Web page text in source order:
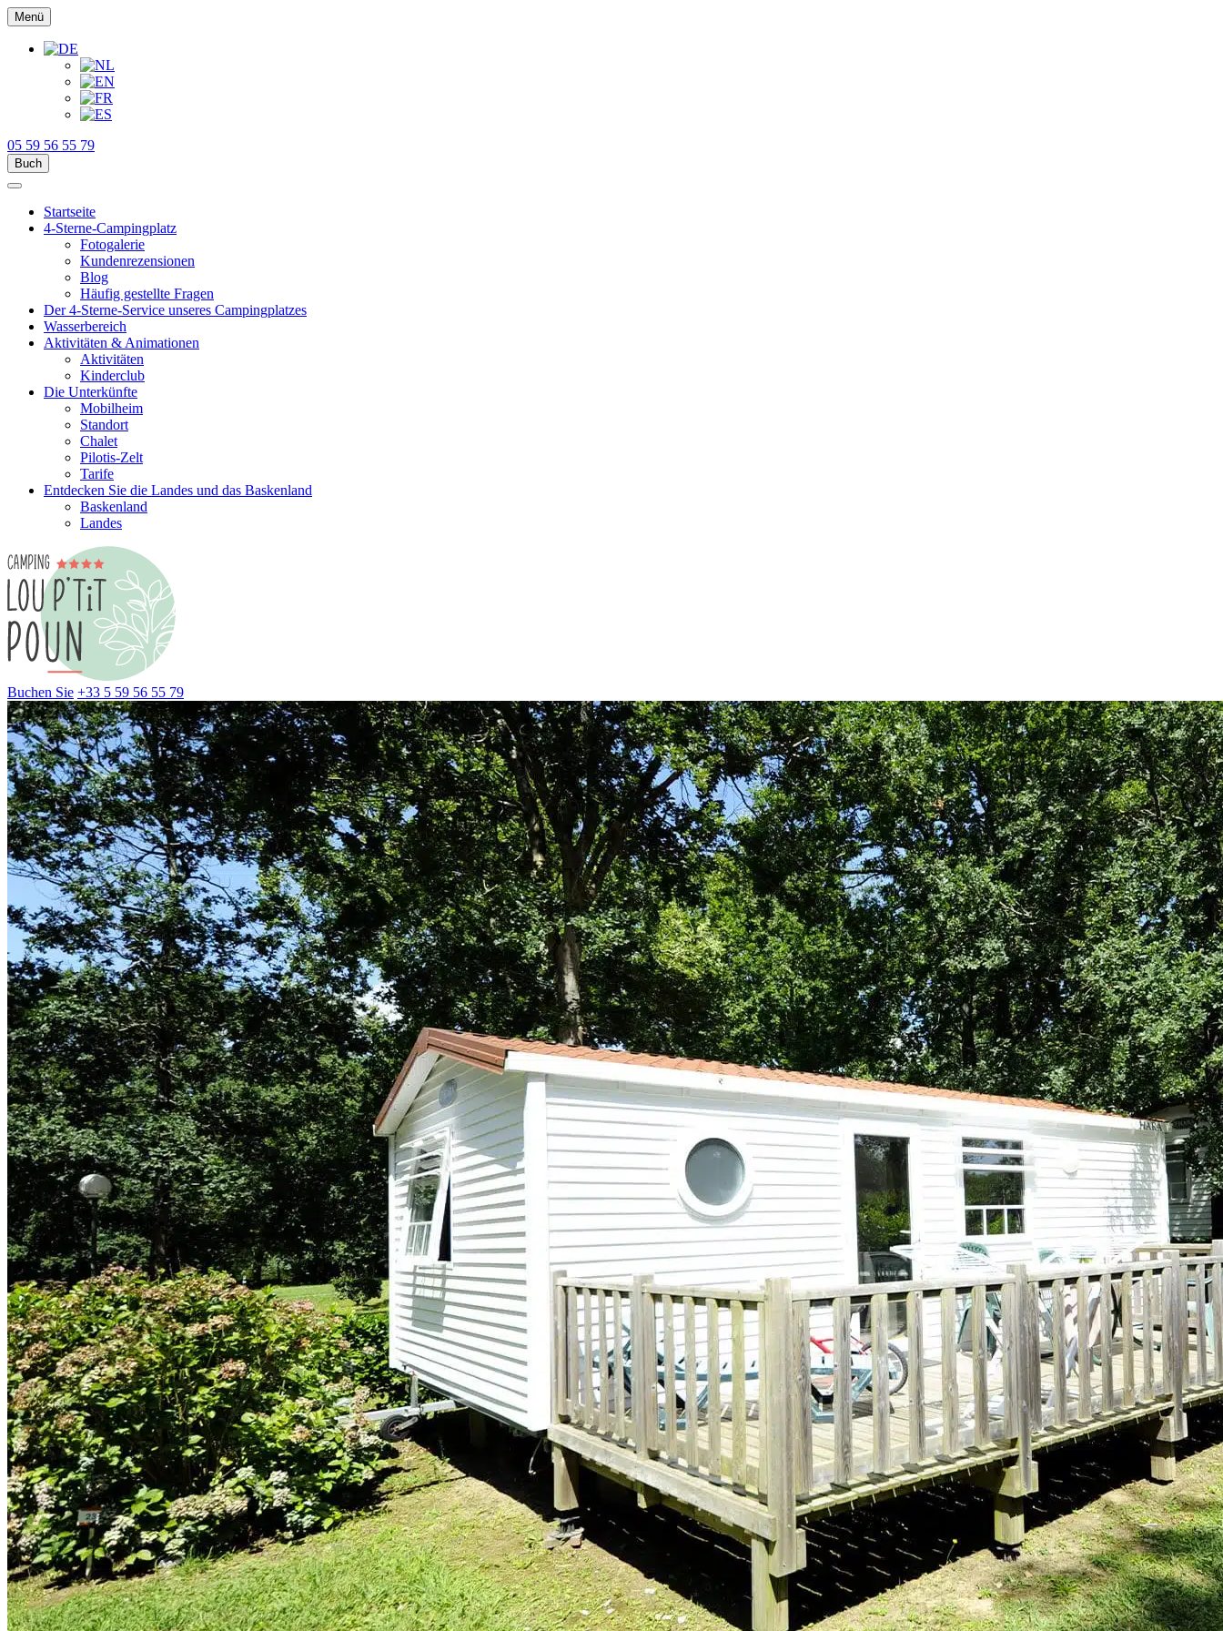
Menü
05 59 56 55 79
Buch
Startseite
4-Sterne-Campingplatz
Fotogalerie
Kundenrezensionen
Blog
Häufig gestellte Fragen
Der 4-Sterne-Service unseres Campingplatzes
Wasserbereich
Aktivitäten & Animationen
Aktivitäten
Kinderclub
Die Unterkünfte
Mobilheim
Standort
Chalet
Pilotis-Zelt
Tarife
Entdecken Sie die Landes und das Baskenland
Baskenland
Landes
Buchen Sie +33 5 59 56 55 79